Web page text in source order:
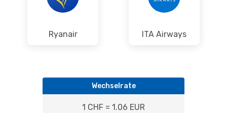
Ryanair ITA Airways
Wechselrate
1 CHF = 1.06 EUR